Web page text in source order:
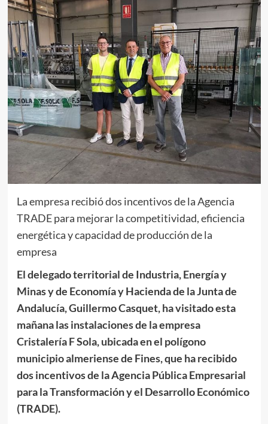
La empresa recibió dos incentivos de la Agencia
TRADE para mejorar la competitividad, eficiencia
energética y capacidad de producción de la
empresa
El delegado territorial de Industria, Energía y
Minas y de Economía y Hacienda de la Junta de
Andalucía, Guillermo Casquet, ha visitado esta
mañana las instalaciones de la empresa
Cristalería F Sola, ubicada en el polígono
municipio almeriense de Fines, que ha recibido
dos incentivos de la Agencia Pública Empresarial
para la Transformación y el Desarrollo Económico
(TRADE).